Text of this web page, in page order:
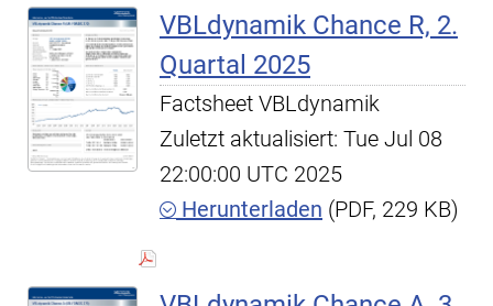
VBLdynamik Chance R, 2.
Quartal 2025
Factsheet VBLdynamik
Zuletzt aktualisiert: Tue Jul 08
22:00:00 UTC 2025
Herunterladen (PDF, 229 KB)